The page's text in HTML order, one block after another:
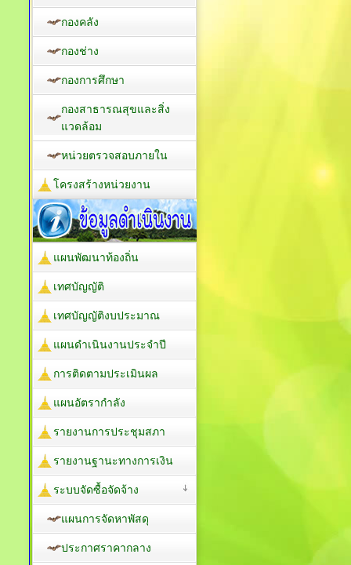
กองคลัง
กองช่าง
กองการศึกษา
กองสาธารณสุขและสิ่ง
แวดล้อม
หน่วยตรวจสอบภายใน
โครงสร้างหน่วยงาน
แผนพัฒนาท้องถิ่น
เทศบัญญัติ
เทศบัญญัติงบประมาณ
แผนดำเนินงานประจำปี
การติดตามประเมินผล
แผนอัตรากำลัง
รายงานการประชุมสภา
รายงานฐานะทางการเงิน
ระบบจัดซื้อจัดจ้าง
แผนการจัดหาพัสดุ
ประกาศราคากลาง